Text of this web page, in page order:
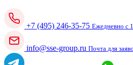
+7 (495) 246-35-75 Ежедневно с
info@sse-group.ru Почта для